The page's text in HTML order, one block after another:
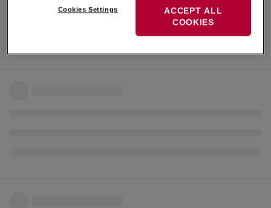
Cookies Settings
ACCEPT ALL
COOKIES